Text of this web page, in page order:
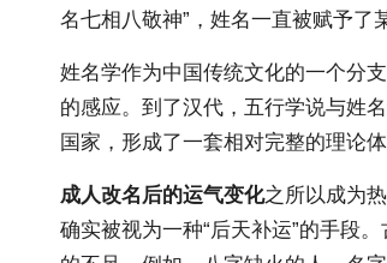
名七相八敬神”，姓名一直被赋予了
姓名学作为中国传统文化的一个分
的感应。到了汉代，五行学说与姓
国家，形成了一套相对完整的理论体
成人改名后的运气变化之所以成为
确实被视为一种“后天补运”的手段